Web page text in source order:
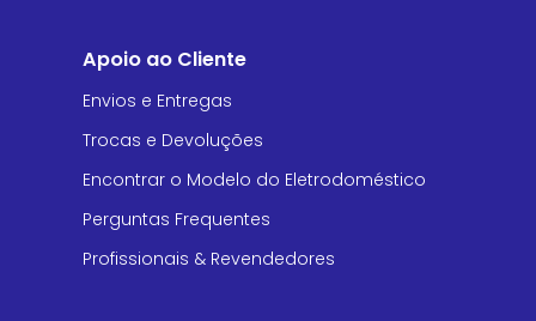
Apoio ao Cliente
Envios e Entregas
Trocas e Devoluções
Encontrar o Modelo do Eletrodoméstico
Perguntas Frequentes
Profissionais & Revendedores